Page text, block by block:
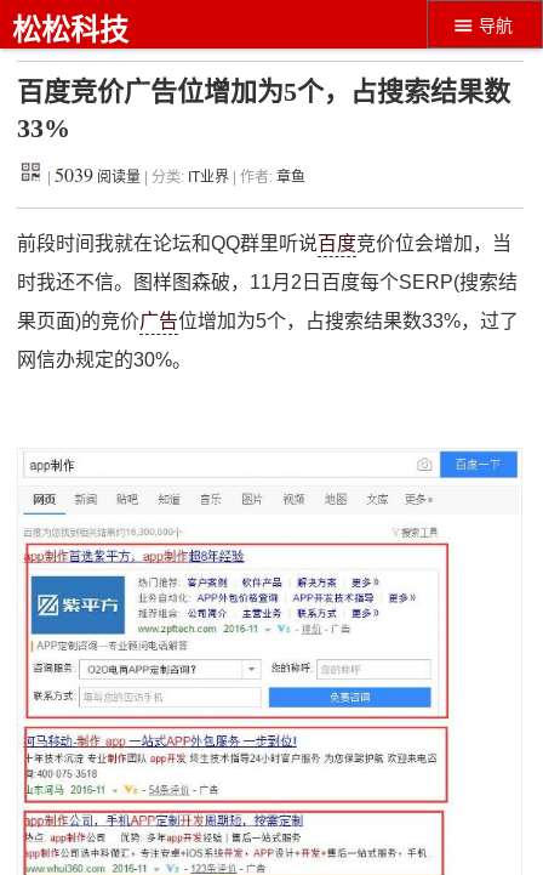
导航
松松科技
百度竞价广告位增加为5个，占搜索结果数
33%
|5039 阅读量 | 分类: IT业界 | 作者:章鱼
前段时间我就在论坛和QQ群里听说百度竞价位会增加，当
时我还不信。图样图森破，11月2日百度每个SERP(搜索结
果页面)的竞价广告位增加为5个，占搜索结果数33%，过了
网信办规定的30%。